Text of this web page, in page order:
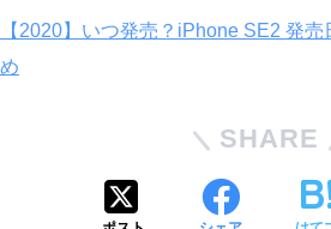
【2020】いつ発売？iPhone SE2 発
め
SHARE